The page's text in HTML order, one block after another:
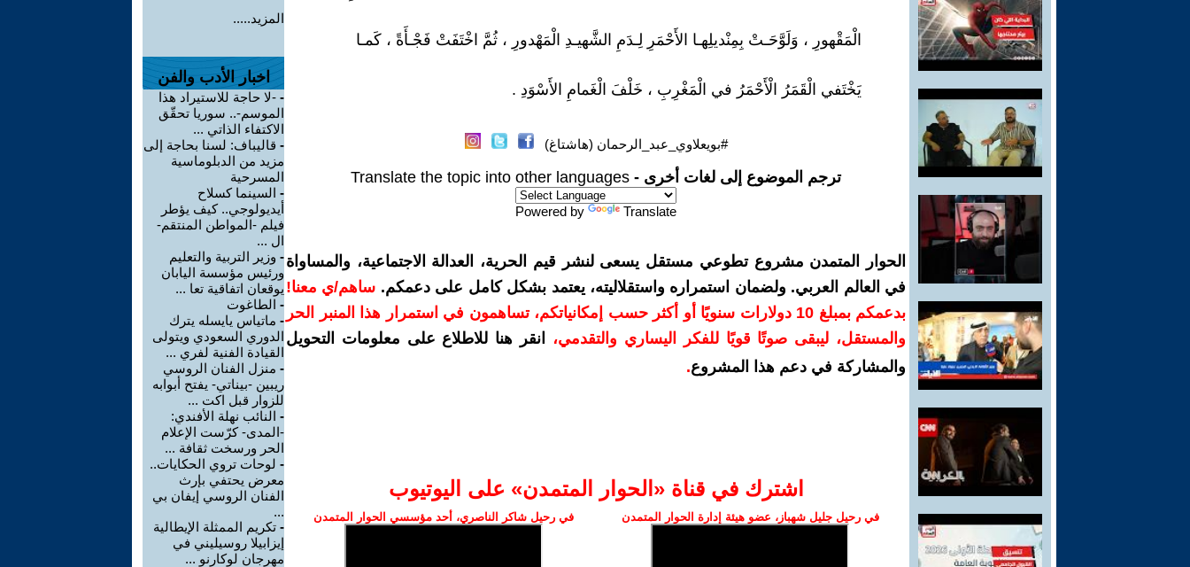
الْمَقْهورِ ، وَلَوَّحَـتْ بِمِنْديلِهـا الأَحْمَرِ لِـدَمِ الشَّهيـدِ الْمَهْدورِ ، ثُمَّ اخْتَفَتْ فَجْـأَةً ، كَمـا
يَخْتَفي الْقَمَرُ الْأَحْمَرُ في الْمَغْرِبِ ، خَلْفَ الْغَمامِ الأَسْوَدِ .
#بويعلاوي_عبد_الرحمان (هاشتاغ)
ترجم الموضوع إلى لغات أخرى - Translate the topic into other languages
Powered by Translate
الحوار المتمدن مشروع تطوعي مستقل يسعى لنشر قيم الحرية، العدالة الاجتماعية، والمساواة
في العالم العربي. ولضمان استمراره واستقلاليته، يعتمد بشكل كامل على دعمكم. ساهم/ي معنا!
بدعمكم بمبلغ 10 دولارات سنويًا أو أكثر حسب إمكانياتكم، تساهمون في استمرار هذا المنبر الحر
والمستقل، ليبقى صوتًا قويًا للفكر اليساري والتقدمي،
انقر هنا للاطلاع على معلومات التحويل
والمشاركة في دعم هذا المشروع.
اشترك في قناة ‫«الحوار المتمدن» على اليوتيوب
في رحيل جليل شهباز، عضو هيئة إدارة الحوار المتمدن في رحيل شاكر الناصري، أحد مؤسسي الحوار المتمدن
المزيد.....
اخبار الأدب والفن
- -لا حاجة للاستيراد هذا
الموسم-.. سوريا تحقّق
الاكتفاء الذاتي ...
- قاليباف: لسنا بحاجة إلى
مزيد من الدبلوماسية
المسرحية
- السينما كسلاح
أيديولوجي.. كيف يؤطر
فيلم -المواطن المنتقم-
ال ...
- وزير التربية والتعليم
ورئيس مؤسسة اليابان
يوقعان اتفاقية تعا ...
- الطاغوت
- ماتياس يايسله يترك
الدوري السعودي ويتولى
القيادة الفنية لفري ...
- منزل الفنان الروسي
ريبين -بيناتي- يفتح أبوابه
للزوار قبل اكت ...
- النائب نهلة الأفندي:
-المدى- كرّست الإعلام
الحر ورسخت ثقافة ...
- لوحات تروي الحكايات..
معرض يحتفي بإرث
الفنان الروسي إيفان بي
...
- تكريم الممثلة الإيطالية
إيزابيلا روسيليني في
مهرجان لوكارنو ...